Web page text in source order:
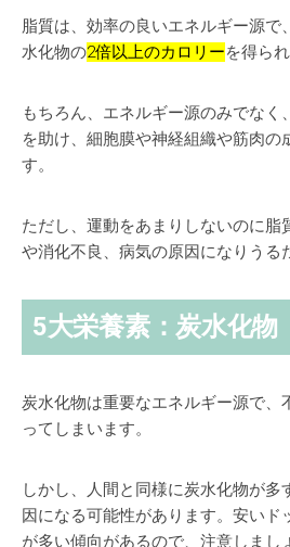
脂質は、効率の良いエネルギー源で
水化物の2倍以上のカロリーを得られ
もちろん、エネルギー源のみでなく
を助け、細胞膜や神経組織や筋肉の
す。
ただし、運動をあまりしないのに脂
や消化不良、病気の原因になりうる
5大栄養素：炭水化物
炭水化物は重要なエネルギー源で、
ってしまいます。
しかし、人間と同様に炭水化物が多
因になる可能性があります。安いド
が多い傾向があるので、注意しまし